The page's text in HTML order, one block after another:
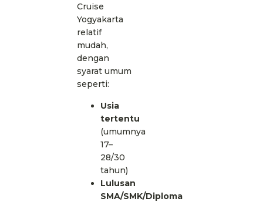
Cruise
Yogyakarta
relatif
mudah,
dengan
syarat umum
seperti:
Usia
tertentu
(umumnya
17–
28/30
tahun)
Lulusan
SMA/SMK/Diploma